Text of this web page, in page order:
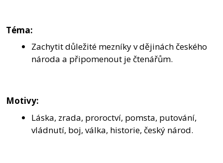
Téma:
Zachytit důležité mezníky v dějinách českého
národa a připomenout je čtenářům.
Motivy:
Láska, zrada, proroctví, pomsta, putování,
vládnutí, boj, válka, historie, český národ.